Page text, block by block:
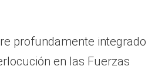
profundamente integrado
en las Fuerzas